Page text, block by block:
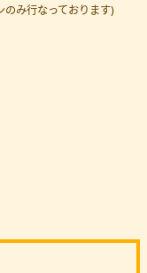
のみ行なっております)